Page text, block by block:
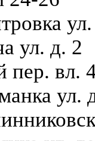
ул. д. 2
пер. вл.
ул.